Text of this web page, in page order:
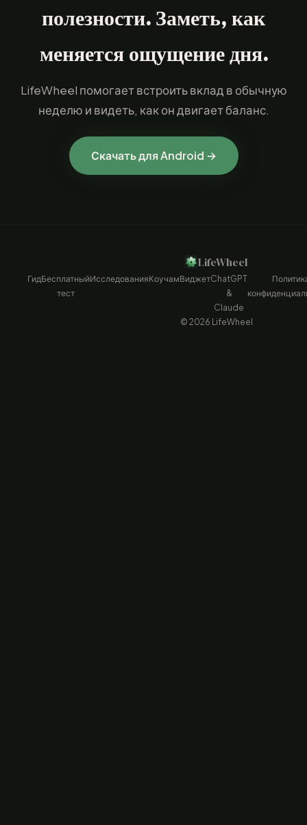
полезности. Заметь, как
меняется ощущение дня.
LifeWheel помогает встроить вклад в обычную
неделю и видеть, как он двигает баланс.
Скачать для Android →
LifeWheel
ГидБесплатный
тест
ИсследованияКоучамВиджетChatGPT
&
Claude
© 2026 LifeWheel